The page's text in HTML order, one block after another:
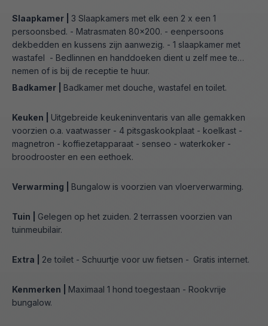
Slaapkamer | 3 Slaapkamers met elk een 2 x een 1
persoonsbed. - Matrasmaten 80x200. - eenpersoons
dekbedden en kussens zijn aanwezig. - 1 slaapkamer met
wastafel - Bedlinnen en handdoeken dient u zelf mee te
nemen of is bij de receptie te huur.
Badkamer | Badkamer met douche, wastafel en toilet.
Keuken | Uitgebreide keukeninventaris van alle gemakken
voorzien o.a. vaatwasser - 4 pitsgaskookplaat - koelkast -
magnetron - koffiezetapparaat - senseo - waterkoker -
broodrooster en een eethoek.
Verwarming | Bungalow is voorzien van vloerverwarming.
Tuin | Gelegen op het zuiden. 2 terrassen voorzien van
tuinmeubilair.
Extra | 2e toilet - Schuurtje voor uw fietsen - Gratis internet.
Kenmerken | Maximaal 1 hond toegestaan - Rookvrije
bungalow.